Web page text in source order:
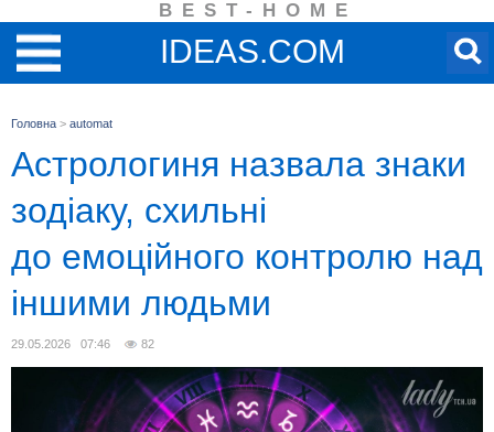
BEST-HOME
IDEAS.COM
Головна > automat
Астрологиня назвала знаки
зодіаку, схильні
до емоційного контролю над
іншими людьми
29.05.2026 07:46 82